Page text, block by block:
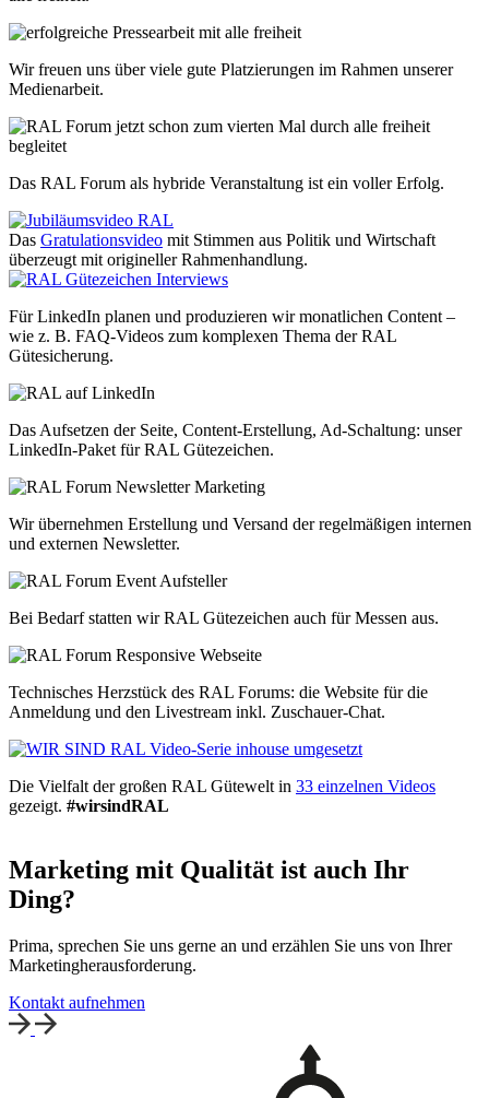
Wir freuen uns über viele gute Platzierungen im Rahmen unserer
Medienarbeit.
Das RAL Forum als hybride Veranstaltung ist ein voller Erfolg.
Das Gratulationsvideo mit Stimmen aus Politik und Wirtschaft
überzeugt mit origineller Rahmenhandlung.
Für LinkedIn planen und produzieren wir monatlichen Content –
wie z. B. FAQ-Videos zum komplexen Thema der RAL
Gütesicherung.
Das Aufsetzen der Seite, Content-Erstellung, Ad-Schaltung: unser
LinkedIn-Paket für RAL Gütezeichen.
Wir übernehmen Erstellung und Versand der regelmäßigen internen
und externen Newsletter.
Bei Bedarf statten wir RAL Gütezeichen auch für Messen aus.
Technisches Herzstück des RAL Forums: die Website für die
Anmeldung und den Livestream inkl. Zuschauer-Chat.
Die Vielfalt der großen RAL Gütewelt in 33 einzelnen Videos
gezeigt. #wirsindRAL
Marketing mit Qualität ist auch Ihr
Ding?
Prima, sprechen Sie uns gerne an und erzählen Sie uns von Ihrer
Marketingherausforderung.
Kontakt aufnehmen